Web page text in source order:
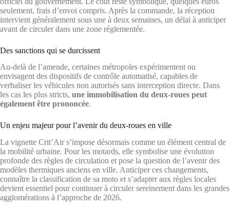
seulement, frais d’envoi compris. Après la commande, la réception
intervient généralement sous une à deux semaines, un délai à anticiper
avant de circuler dans une zone réglementée.
Des sanctions qui se durcissent
Au-delà de l’amende, certaines métropoles expérimentent ou
envisagent des dispositifs de contrôle automatisé, capables de
verbaliser les véhicules non autorisés sans interception directe. Dans
les cas les plus stricts, une immobilisation du deux-roues peut
également être prononcée.
Un enjeu majeur pour l’avenir du deux-roues en ville
La vignette Crit’Air s’impose désormais comme un élément central de
la mobilité urbaine. Pour les motards, elle symbolise une évolution
profonde des règles de circulation et pose la question de l’avenir des
modèles thermiques anciens en ville. Anticiper ces changements,
connaître la classification de sa moto et s’adapter aux règles locales
devient essentiel pour continuer à circuler sereinement dans les grandes
agglomérations à l’approche de 2026.